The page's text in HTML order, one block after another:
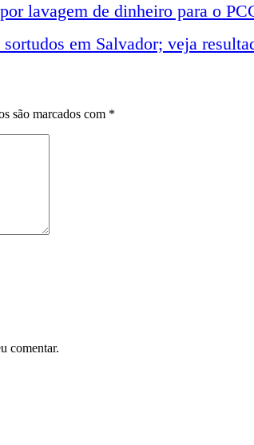
lavagem de dinheiro para o
em Salvador; veja
são marcados com *
comentar.